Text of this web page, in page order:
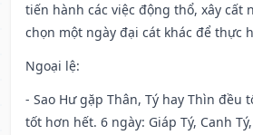
tiến hành các việc động thổ, xây cất
chọn một ngày đại cát khác để thực
Ngoại lệ:
- Sao Hư gặp Thân, Tý hay Thìn đều
tốt hơn hết. 6 ngày: Giáp Tý, Canh